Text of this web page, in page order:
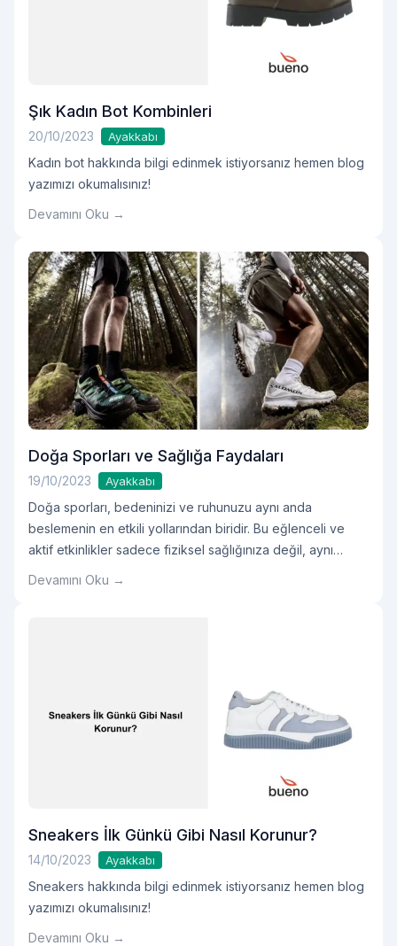
Şık Kadın Bot Kombinleri
20/10/2023 Ayakkabı
Kadın bot hakkında bilgi edinmek istiyorsanız hemen blog
yazımızı okumalısınız!
Devamını Oku →
Doğa Sporları ve Sağlığa Faydaları
19/10/2023 Ayakkabı
Doğa sporları, bedeninizi ve ruhunuzu aynı anda
beslemenin en etkili yollarından biridir. Bu eğlenceli ve
aktif etkinlikler sadece fiziksel sağlığınıza değil, aynı
Devamını Oku →
Sneakers İlk Günkü Gibi Nasıl Korunur?
14/10/2023 Ayakkabı
Sneakers hakkında bilgi edinmek istiyorsanız hemen blog
yazımızı okumalısınız!
Devamını Oku →